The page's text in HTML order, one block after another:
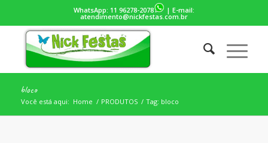
WhatsApp: 11 96278-2078 | E-mail:
atendimento@nickfestas.com.br
bloco
Você está aqui: Home / PRODUTOS / Tag: bloco